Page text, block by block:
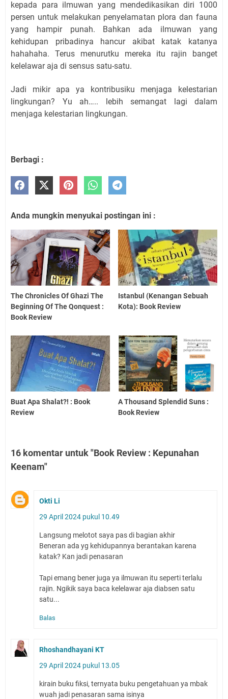
kepada para ilmuwan yang mendedikasikan diri 1000
persen untuk melakukan penyelamatan plora dan fauna
yang hampir punah. Bahkan ada ilmuwan yang
kehidupan pribadinya hancur akibat katak katanya
hahahaha. Terus menurutku mereka itu rajin banget
kelelawar aja di sensus satu-satu.
Jadi mikir apa ya kontribusiku menjaga kelestarian
lingkungan? Yu ah….. lebih semangat lagi dalam
menjaga kelestarian lingkungan.
Berbagi :
Anda mungkin menyukai postingan ini :
The Chronicles Of Ghazi The
Beginning Of The Qonquest :
Book Review
Istanbul (Kenangan Sebuah
Kota): Book Review
Buat Apa Shalat?! : Book
Review
A Thousand Splendid Suns :
Book Review
16 komentar untuk "Book Review : Kepunahan
Keenam"
Okti Li
29 April 2024 pukul 10.49
Langsung melotot saya pas di bagian akhir
Beneran ada yg kehidupannya berantakan karena
katak? Kan jadi penasaran
Tapi emang bener juga ya ilmuwan itu seperti terlalu
rajin. Ngikik saya baca kelelawar aja diabsen satu
satu...
Balas
Rhoshandhayani KT
29 April 2024 pukul 13.05
kirain buku fiksi, ternyata buku pengetahuan ya mbak
wuah jadi penasaran sama isinya